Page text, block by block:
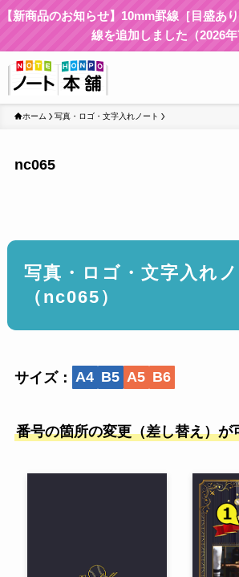
【新商品のお知らせ】10mm罫線［目盛あ
線を追加しました（2026年
ホーム 写真・ロゴ・文字入れノート
nc065
写真・ロゴ・文字入れノ
（nc065）
サイズ： A4 B5 A5 B6
番号の箇所の変更（差し替え）が